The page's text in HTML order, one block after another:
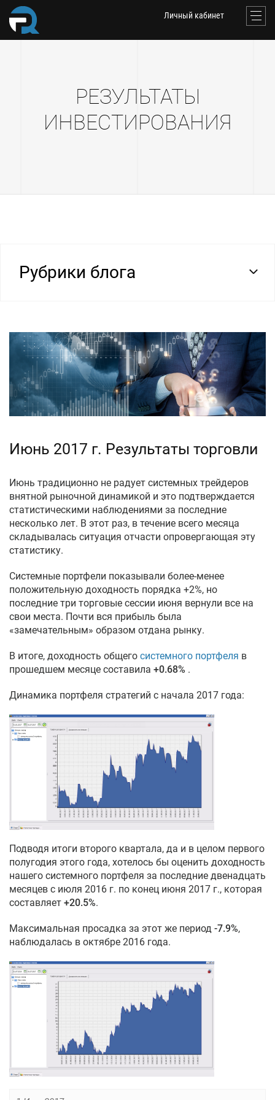
Личный кабинет
РЕЗУЛЬТАТЫ
ИНВЕСТИРОВАНИЯ
Рубрики блога
Июнь 2017 г. Результаты торговли
Июнь традиционно не радует системных трейдеров
внятной рыночной динамикой и это подтверждается
статистическими наблюдениями за последние
несколько лет. В этот раз, в течение всего месяца
складывалась ситуация отчасти опровергающая эту
статистику.
Системные портфели показывали более-менее
положительную доходность порядка +2%, но
последние три торговые сессии июня вернули все на
свои места. Почти вся прибыль была
«замечательным» образом отдана рынку.
В итоге, доходность общего системного портфеля в
прошедшем месяце составила +0.68% .
Динамика портфеля стратегий с начала 2017 года:
Подводя итоги второго квартала, да и в целом первого
полугодия этого года, хотелось бы оценить доходность
нашего системного портфеля за последние двенадцать
месяцев с июля 2016 г. по конец июня 2017 г., которая
составляет +20.5%.
Максимальная просадка за этот же период -7.9%,
наблюдалась в октябре 2016 года.